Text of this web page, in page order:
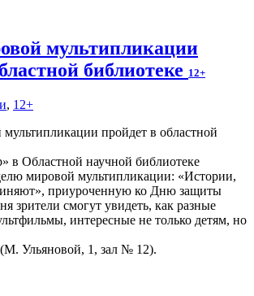
мультипликации
библиотеке 12+
, 12+
в Областной научной библиотеке
мировой мультипликации: «Истории,
приуроченную ко Дню защиты
зрители смогут увидеть, как разные
интересные не только детям, но
Ульяновой, 1, зал № 12).